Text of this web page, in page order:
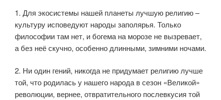
1. Для экосистемы нашей планеты лучшую религию –
культуру исповедуют народы заполярья. Только
философии там нет, и богема на морозе не вызревает,
а без неё скучно, особенно длинными, зимними ночами.
2. Ни один гений, никогда не придумает религию лучше
той, что родилась у нашего народа в сезон «Великой»
революции, вернее, отвратительного послевкусия той